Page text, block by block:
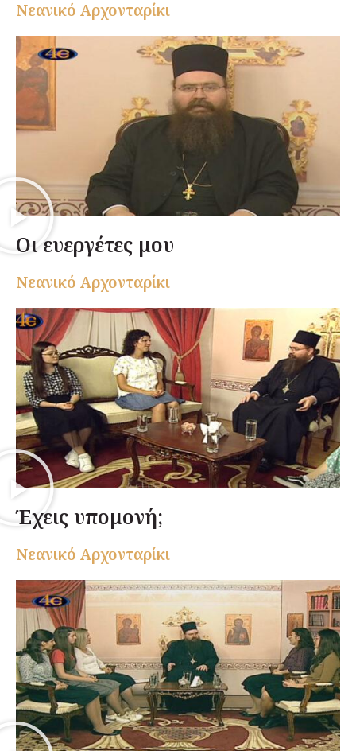
Nεανικό Αρχονταρίκι
Οι ευεργέτες μου
Nεανικό Αρχονταρίκι
Έχεις υπομονή;
Nεανικό Αρχονταρίκι